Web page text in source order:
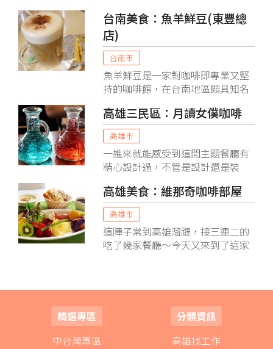
了！結果，等啊等，怎麼時間都過
了，門還是沒開～打了電話去詢
問，才知道今天因故食材未備妥，
會晚一點營業。丫勒！不想影響到
後面的行程，也沒有備案，只好拿
出手機拜一下google大師！就醬，
台南美食：魚羊鮮豆(東豐總
店)
台南市
魚羊鮮豆是一家對咖啡即專業又堅
持的咖啡館，在台南地區頗具知名
樣的咖啡豆和相關裝飾，店內推薦
的是魚羊鮮豆咖啡和冰淇淋咖啡這
兩項人氣商品，而來到這裡都內行
人都會直接買咖啡原豆帶回家自己
磨...
高雄三民區：月讀女僕咖啡
高雄市
一進來就能感受到這間主題餐廳有
精心設計過，不管是設計還是裝
周圍的擺設與透明玻璃溫暖陽光的
照射， 整個就真的感覺到我回到家
了
高雄美食：維那奇咖啡部屋
高雄市
這陣子常到高雄溜躂，接三連二的
吃了幾家餐廳～今天又來到了這家
精選專區
中台灣專區
分類資訊
高雄找工作